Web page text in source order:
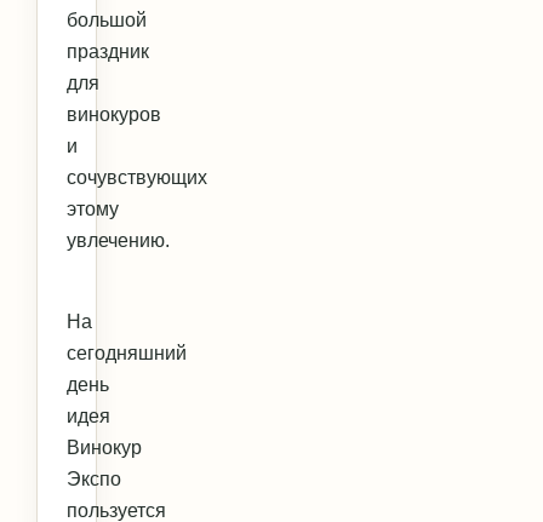
большой
праздник
для
винокуров
и
сочувствующих
этому
увлечению.
На
сегодняшний
день
идея
Винокур
Экспо
пользуется